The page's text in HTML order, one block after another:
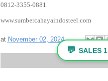
0812-3355-0881
www.sumbercahayaindosteel.com
at November 02, 2024
💬 SALES 1